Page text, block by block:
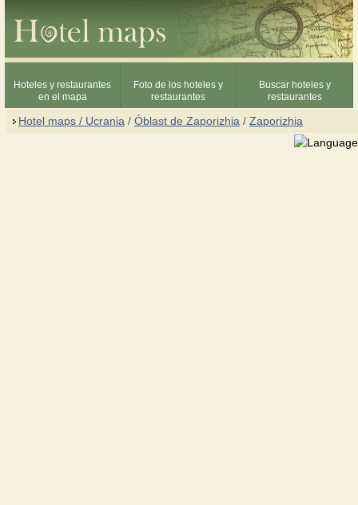
Hoteles y restaurantes
en el mapa
Foto de los hoteles y
restaurantes
Buscar hoteles y
restaurantes
Hotel maps / Ucrania / Óblast de Zaporizhia / Zaporizhia